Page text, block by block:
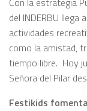
del INDERBU
actividades
como la amistad,
tiempo libre. Hoy
Señora del Pilar
Festikids